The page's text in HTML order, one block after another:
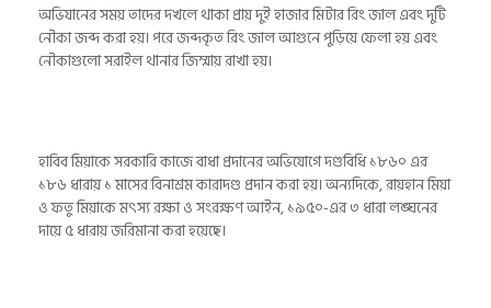
অভিযানের সময় তাদের দখলে থাকা প্রায় দুই হাজার মিটার রিং জাল এবং দুটি
নৌকা জব্দ করা হয়। পরে জব্দকৃত রিং জাল আগুনে পুড়িয়ে ফেলা হয় এবং
নৌকাগুলো সরাইল থানার জিম্মায় রাখা হয়।
হাবিব মিয়াকে সরকারি কাজে বাধা প্রদানের অভিযোগে দণ্ডবিধি ১৮৬০ এর
১৮৬ ধারায় ১ মাসের বিনাশ্রম কারাদণ্ড প্রদান করা হয়। অন্যদিকে, রায়হান মিয়া
ও ফতু মিয়াকে মৎস্য রক্ষা ও সংরক্ষণ আইন, ১৯৫০-এর ৩ ধারা লঙ্ঘনের
দায়ে ৫ ধারায় জরিমানা করা হয়েছে।